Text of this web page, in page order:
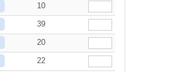
10
39
20
22